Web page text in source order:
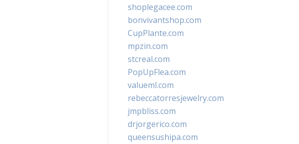
shoplegacee.com
bonvivantshop.com
CupPlante.com
mpzin.com
stcreal.com
PopUpFlea.com
valueml.com
rebeccatorresjewelry.com
jmpbliss.com
drjorgerico.com
queensushipa.com